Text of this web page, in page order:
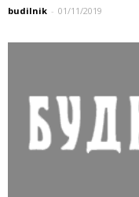
budilnik - 01/11/2019